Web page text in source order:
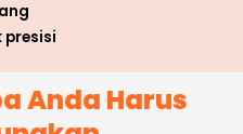
Anda Harus